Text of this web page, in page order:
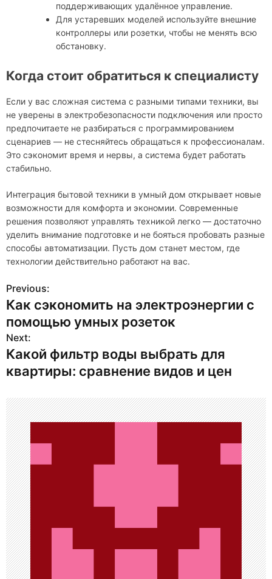
поддерживающих удалённое управление.
Для устаревших моделей используйте внешние
контроллеры или розетки, чтобы не менять всю
обстановку.
Когда стоит обратиться к специалисту
Если у вас сложная система с разными типами техники, вы
не уверены в электробезопасности подключения или просто
предпочитаете не разбираться с программированием
сценариев — не стесняйтесь обращаться к профессионалам.
Это сэкономит время и нервы, а система будет работать
стабильно.
Интеграция бытовой техники в умный дом открывает новые
возможности для комфорта и экономии. Современные
решения позволяют управлять техникой легко — достаточно
уделить внимание подготовке и не бояться пробовать разные
способы автоматизации. Пусть дом станет местом, где
технологии действительно работают на вас.
Н
а
в
и
а
ц
и
я
п
о
з
а
Previous:
Как сэкономить на электроэнергии с
помощью умных розеток
Next:
Какой фильтр воды выбрать для
квартиры: сравнение видов и цен